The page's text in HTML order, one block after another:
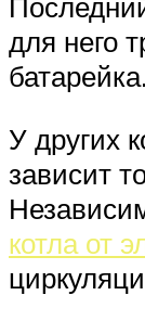
для него
батарейка.
У других
зависит
котла от